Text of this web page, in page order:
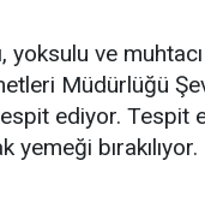
yoksulu ve
Müdürlüğü
ediyor. Tespit
bırakılıyor.